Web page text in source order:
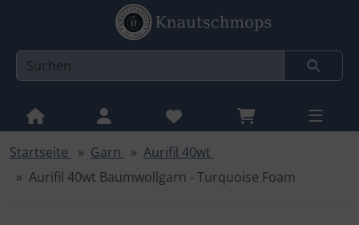
Sprungnavigation
Springe zur Navigation
Springe zum Inhalt
Startseite Garn
Aurifil 40wt
Aurifil 40wt Baumwollgarn - Turquoise Foam